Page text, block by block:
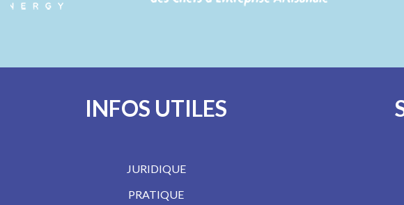
INFOS UTILES
JURIDIQUE
PRATIQUE